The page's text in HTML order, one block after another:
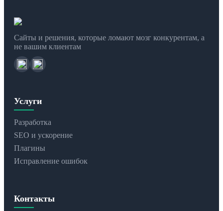
Сайты и решения, которые ломают мозг конкурентам, а
не вашим клиентам
Услуги
Разработка
SEO и ускорение
Плагины
Исправление ошибок
Контакты